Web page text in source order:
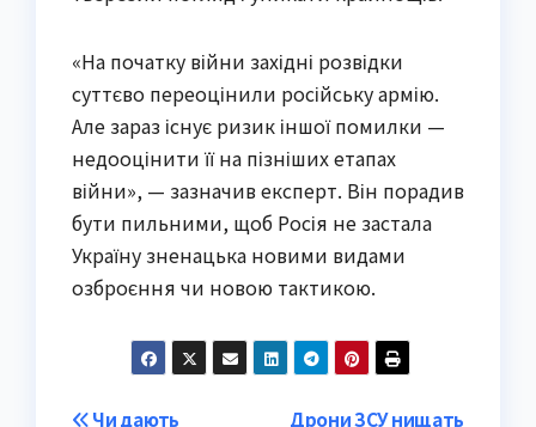
«На початку війни західні розвідки
суттєво переоцінили російську армію.
Але зараз існує ризик іншої помилки —
недооцінити її на пізніших етапах
війни», — зазначив експерт. Він порадив
бути пильними, щоб Росія не застала
Україну зненацька новими видами
озброєння чи новою тактикою.
Дрони ЗСУ нищать
Чи дають